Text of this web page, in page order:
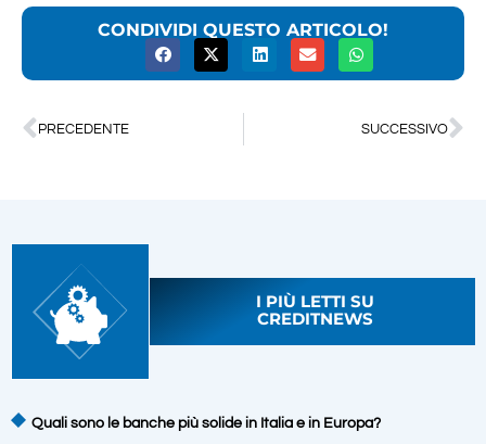
CONDIVIDI QUESTO ARTICOLO!
PRECEDENTE SUCCESSIVO
I PIÙ LETTI SU
CREDITNEWS
Quali sono le banche più solide in Italia e in Europa?